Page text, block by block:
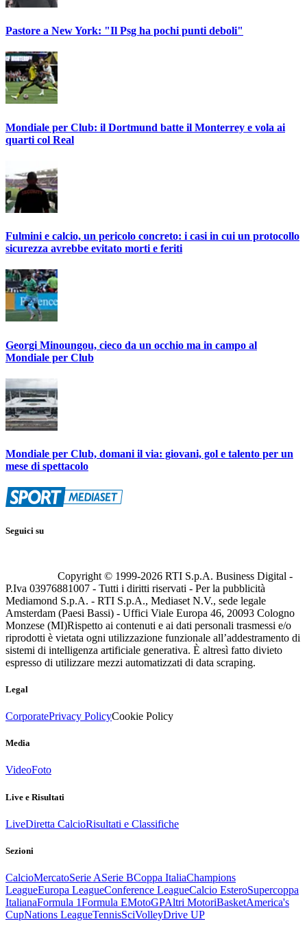
Pastore a New York: "Il Psg ha pochi punti deboli"
Mondiale per Club: il Dortmund batte il Monterrey e vola ai
quarti col Real
Fulmini e calcio, un pericolo concreto: i casi in cui un protocollo
sicurezza avrebbe evitato morti e feriti
Georgi Minoungou, cieco da un occhio ma in campo al
Mondiale per Club
Mondiale per Club, domani il via: giovani, gol e talento per un
mese di spettacolo
Seguici su
Copyright © 1999-2026 RTI S.p.A. Business Digital -
P.Iva 03976881007 - Tutti i diritti riservati - Per la pubblicità
Mediamond S.p.A. - RTI S.p.A., Mediaset N.V., sede legale
Amsterdam (Paesi Bassi) - Uffici Viale Europa 46, 20093 Cologno
Monzese (MI)Rispetto ai contenuti e ai dati personali trasmessi e/o
riprodotti è vietata ogni utilizzazione funzionale all’addestramento di
sistemi di intelligenza artificiale generativa. È altresì fatto divieto
espresso di utilizzare mezzi automatizzati di data scraping.
Legal
CorporatePrivacy PolicyCookie Policy
Media
VideoFoto
Live e Risultati
LiveDiretta CalcioRisultati e Classifiche
Sezioni
CalcioMercatoSerie ASerie BCoppa ItaliaChampions
LeagueEuropa LeagueConference LeagueCalcio EsteroSupercoppa
ItalianaFormula 1Formula EMotoGPAltri MotoriBasketAmerica's
CupNations LeagueTennisSciVolleyDrive UP